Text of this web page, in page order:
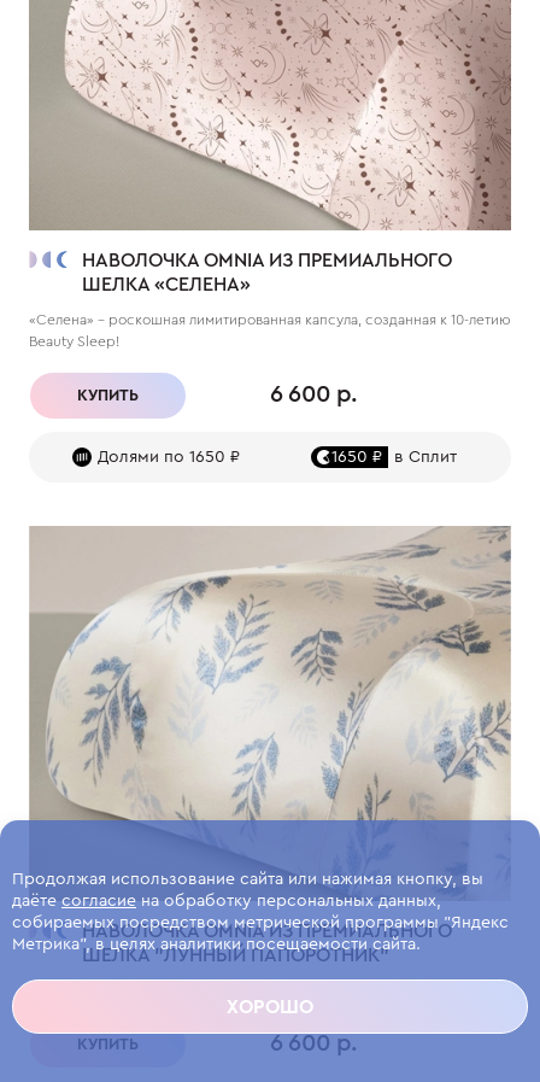
НАВОЛОЧКА OMNIA ИЗ ПРЕМИАЛЬНОГО
ШЕЛКА «СЕЛЕНА»
«Селена» – роскошная лимитированная капсула, созданная к 10-летию
Beauty Sleep!
КУПИТЬ 6 600 р.
Долями по 1650 ₽ 1650 ₽ в Сплит
НАВОЛОЧКА OMNIA ИЗ ПРЕМИАЛЬНОГО
ШЕЛКА "ЛУННЫЙ ПАПОРОТНИК"
КУПИТЬ 6 600 р.
Продолжая использование сайта или нажимая кнопку, вы
даёте согласие на обработку персональных данных,
собираемых посредством метрической программы "Яндекс
Метрика", в целях аналитики посещаемости сайта.
ХОРОШО